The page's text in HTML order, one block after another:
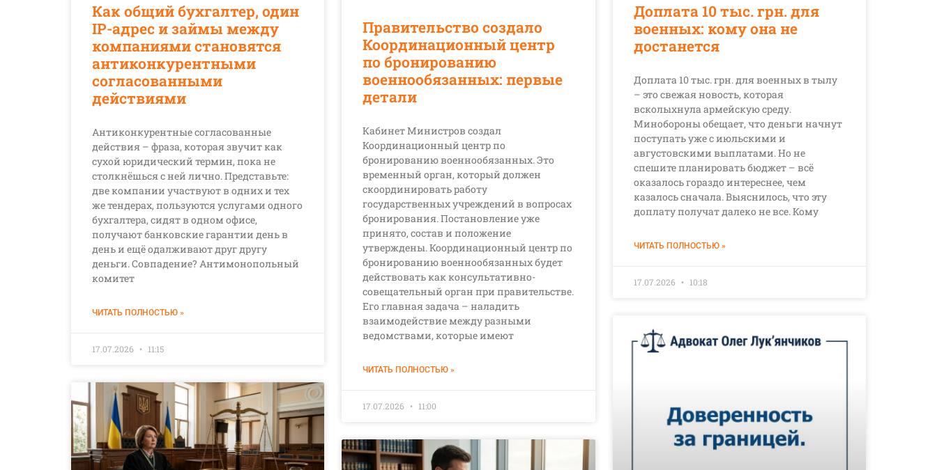
Как общий бухгалтер, один
IP-адрес и займы между
компаниями становятся
антиконкурентными
согласованными
действиями
Антиконкурентные согласованные
действия – фраза, которая звучит как
сухой юридический термин, пока не
столкнёшься с ней лично. Представьте:
две компании участвуют в одних и тех
же тендерах, пользуются услугами одного
бухгалтера, сидят в одном офисе,
получают банковские гарантии день в
день и ещё одалживают друг другу
деньги. Совпадение? Антимонопольный
комитет
ЧИТАТЬ ПОЛНОСТЬЮ »
17.07.2026 11:15
Правительство создало
Координационный центр
по бронированию
военнообязанных: первые
детали
Кабинет Министров создал
Координационный центр по
бронированию военнообязанных. Это
временный орган, который должен
скоординировать работу
государственных учреждений в вопросах
бронирования. Постановление уже
принято, состав и положение
утверждены. Координационный центр по
бронированию военнообязанных будет
действовать как консультативно-
совещательный орган при правительстве.
Его главная задача – наладить
взаимодействие между разными
ведомствами, которые имеют
ЧИТАТЬ ПОЛНОСТЬЮ »
17.07.2026 11:00
Доплата 10 тыс. грн. для
военных: кому она не
достанется
Доплата 10 тыс. грн. для военных в тылу
– это свежая новость, которая
всколыхнула армейскую среду.
Минобороны обещает, что деньги начнут
поступать уже с июльскими и
августовскими выплатами. Но не
спешите планировать бюджет – всё
оказалось гораздо интереснее, чем
казалось сначала. Выяснилось, что эту
доплату получат далеко не все. Кому
ЧИТАТЬ ПОЛНОСТЬЮ »
17.07.2026 10:18